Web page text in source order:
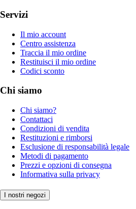
Servizi
Il mio account
Centro assistenza
Traccia il mio ordine
Restituisci il mio ordine
Codici sconto
Chi siamo
Chi siamo?
Contattaci
Condizioni di vendita
Restituzioni e rimborsi
Esclusione di responsabilità legale
Metodi di pagamento
Prezzi e opzioni di consegna
Informativa sulla privacy
I nostri negozi